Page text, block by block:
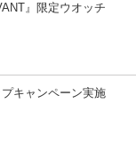
』限定ウオッチ
プキャンペーン実施